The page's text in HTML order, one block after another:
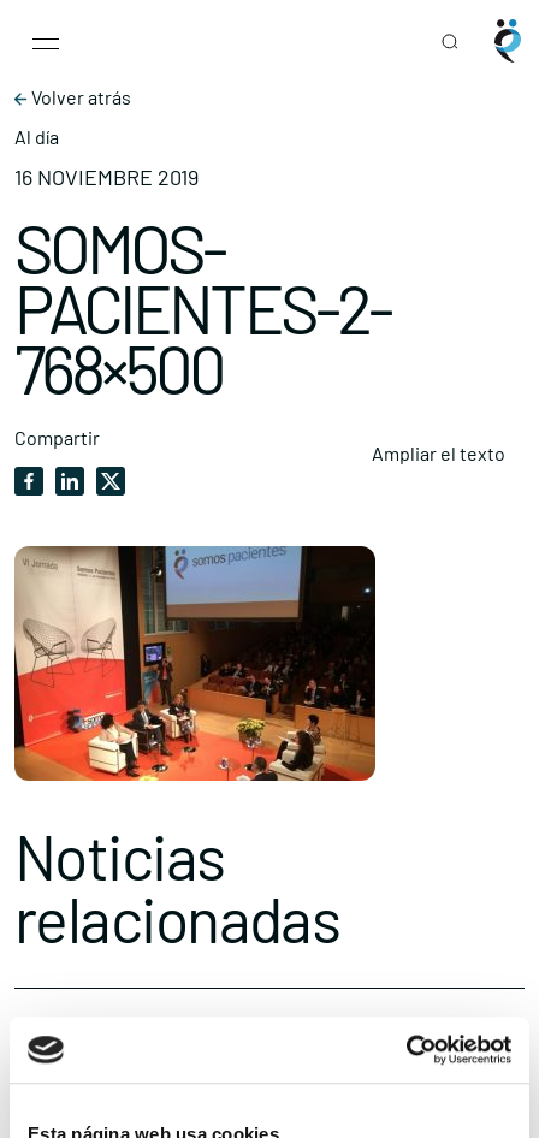
Main Navigation
Volver atrás
Al día
16 NOVIEMBRE 2019
SOMOS-
PACIENTES-2-
768×500
Compartir
Ampliar el texto
Noticias
relacionadas